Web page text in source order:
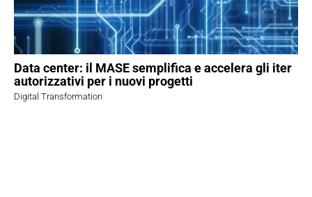
Data center: il MASE semplifica e accelera gli iter
autorizzativi per i nuovi progetti
Digital Transformation